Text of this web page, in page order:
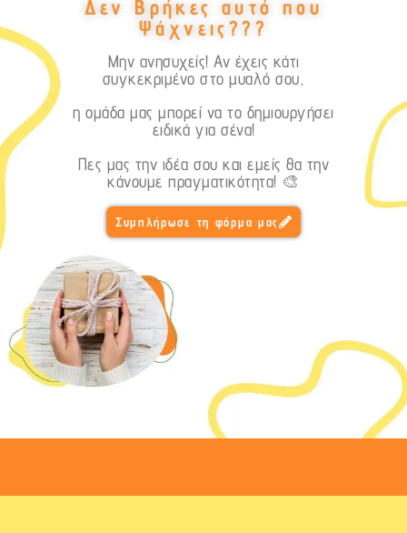
Δεν Βρήκες αυτό που
Ψάχνεις???
Μην ανησυχείς! Αν έχεις κάτι
συγκεκριμένο στο μυαλό σου,
η ομάδα μας μπορεί να το δημιουργήσει
ειδικά για σένα!
Πες μας την ιδέα σου και εμείς θα την
κάνουμε πραγματικότητα! 🎨
Συμπλήρωσε τη φόρμα μας